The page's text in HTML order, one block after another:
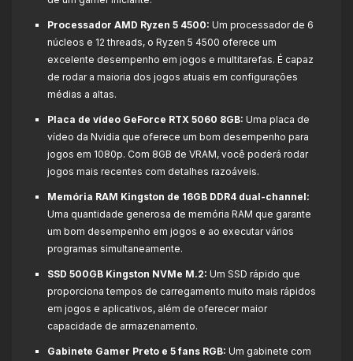
Processador AMD Ryzen 5 4500: Um processador de 6
núcleos e 12 threads, o Ryzen 5 4500 oferece um
excelente desempenho em jogos e multitarefas. É capaz
de rodar a maioria dos jogos atuais em configurações
médias a altas.
Placa de vídeo GeForce RTX 5060 8GB: Uma placa de
vídeo da Nvidia que oferece um bom desempenho para
jogos em 1080p. Com 8GB de VRAM, você poderá rodar
jogos mais recentes com detalhes razoáveis.
Memória RAM Kingston de 16GB DDR4 dual-channel:
Uma quantidade generosa de memória RAM que garante
um bom desempenho em jogos e ao executar vários
programas simultaneamente.
SSD 500GB Kingston NVMe M.2: Um SSD rápido que
proporciona tempos de carregamento muito mais rápidos
em jogos e aplicativos, além de oferecer maior
capacidade de armazenamento.
Gabinete Gamer Preto e 5 fans RGB: Um gabinete com